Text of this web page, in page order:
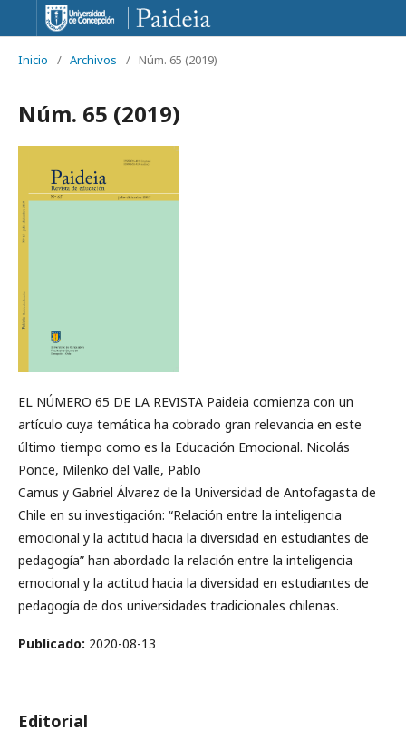
Inicio / Archivos / Núm. 65 (2019)
Núm. 65 (2019)
EL NÚMERO 65 DE LA REVISTA Paideia comienza con un
artículo cuya temática ha cobrado gran relevancia en este
último tiempo como es la Educación Emocional. Nicolás
Ponce, Milenko del Valle, Pablo
Camus y Gabriel Álvarez de la Universidad de Antofagasta de
Chile en su investigación: “Relación entre la inteligencia
emocional y la actitud hacia la diversidad en estudiantes de
pedagogía” han abordado la relación entre la inteligencia
emocional y la actitud hacia la diversidad en estudiantes de
pedagogía de dos universidades tradicionales chilenas.
Publicado: 2020-08-13
Editorial